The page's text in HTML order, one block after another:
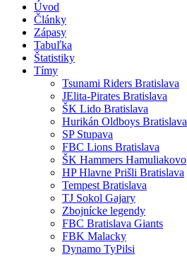
Úvod
Články
Zápasy
Tabuľka
Štatistiky
Tímy
Tsunami Riders Bratislava
JElita-Pirates Bratislava
ŠK Lido Bratislava
Hurikán Oldboys Bratislava
SP Stupava
FBC Lions Bratislava
ŠK Hammers Hamuliakovo
HP Hlavne Prišli Bratislava
Tempest Bratislava
TJ Sokol Gajary
Zbojnícke legendy
FBC Bratislava Giants
FBK Malacky
Dynamo TyPilsi